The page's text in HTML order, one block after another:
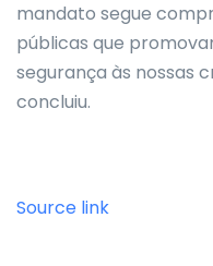
mandato segue
públicas que
segurança às nossas
concluiu.
Source link